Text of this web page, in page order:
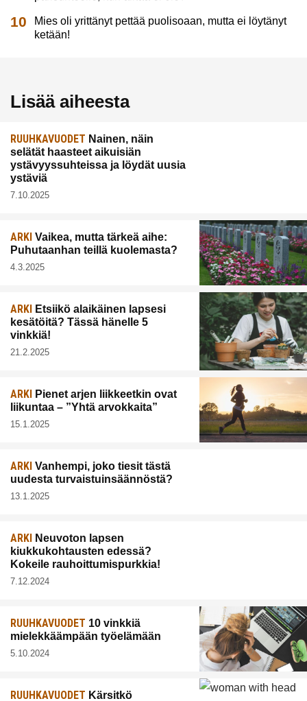
Mies oli yrittänyt pettää puolisoaan, mutta ei löytänyt
ketään!
Lisää aiheesta
RUUHKAVUODET Nainen, näin
selätät haasteet aikuisiän
ystävyyssuhteissa ja löydät uusia
ystäviä
7.10.2025
ARKI Vaikea, mutta tärkeä aihe:
Puhutaanhan teillä kuolemasta?
4.3.2025
ARKI Etsiikö alaikäinen lapsesi
kesätöitä? Tässä hänelle 5
vinkkiä!
21.2.2025
ARKI Pienet arjen liikkeetkin ovat
liikuntaa – ”Yhtä arvokkaita”
15.1.2025
ARKI Vanhempi, joko tiesit tästä
uudesta turvaistuinsäännöstä?
13.1.2025
ARKI Neuvoton lapsen
kiukkukohtausten edessä?
Kokeile rauhoittumispurkkia!
7.12.2024
RUUHKAVUODET 10 vinkkiä
mielekkäämpään työelämään
5.10.2024
RUUHKAVUODET Kärsitkö